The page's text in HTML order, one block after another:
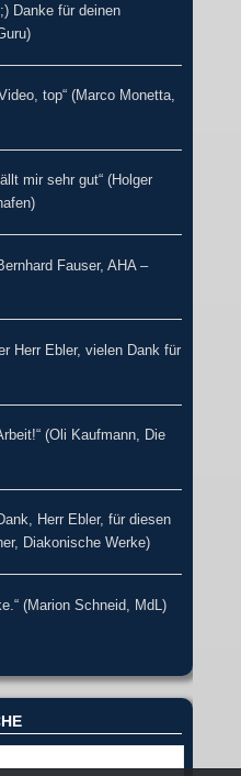
Danke für deinen
top“ (Marco Monetta,
mir sehr gut“ (Holger
Fauser, AHA –
Herr Ebler, vielen Dank für
(Oli Kaufmann, Die
Herr Ebler, für diesen
Diakonische Werke)
(Marion Schneid, MdL)